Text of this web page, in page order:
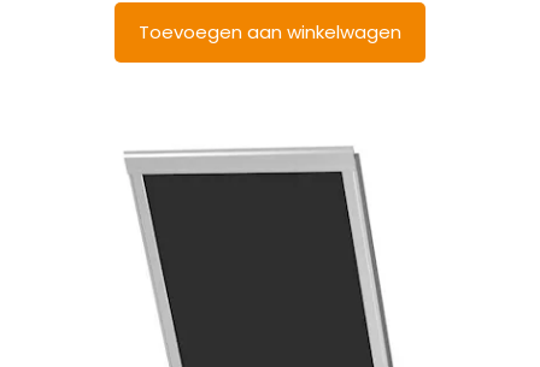
Toevoegen aan winkelwagen